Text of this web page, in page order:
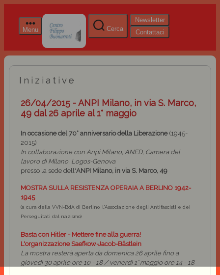
Menu Cerca
Newsletter
Contattaci
Iniziative
26/04/2015 - ANPI Milano, in via S. Marco,
49 dal 26 aprile al 1° maggio
In occasione del 70° anniversario della Liberazione(1945-
2015)
In collaborazione con Anpi Milano, ANED, Camera del
lavoro di Milano, Logos-Genova
presso la sede dell'ANPI Milano, in via S. Marco, 49
MOSTRA SULLA RESISTENZA OPERAIA A BERLINO 1942-
1945
(a cura della VVN-BdA di Berlino, l'Associazione degli Antifascisti e dei
Perseguitati dal nazismo)
Basta con Hitler - Mettere fine alla guerra!
L'organizzazione Saefkow-Jacob-Bästlein
La mostra resterà aperta da domenica 26 aprile fino a
giovedì 30 aprile ore 10 - 18 / venerdì 1° maggio ore 14 - 18